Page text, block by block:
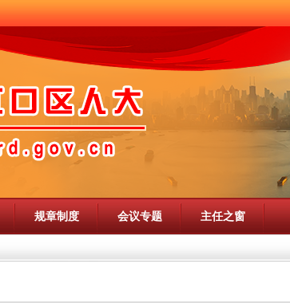
规章制度 会议专题 主任之窗